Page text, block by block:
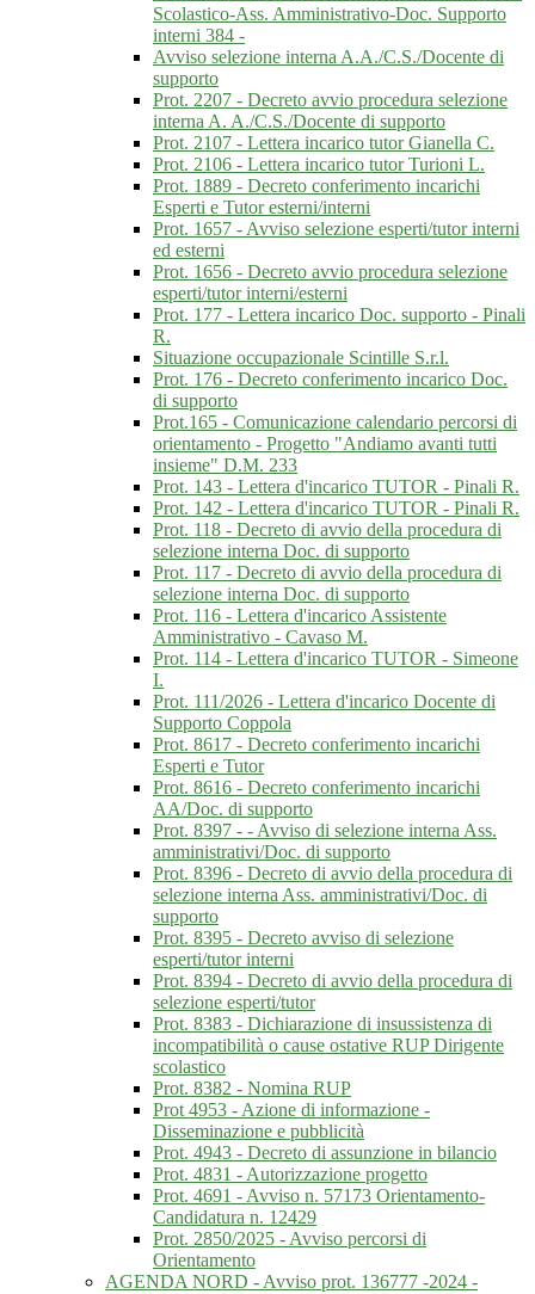
Scolastico-Ass. Amministrativo-Doc. Supporto
interni 384 -
Avviso selezione interna A.A./C.S./Docente di
supporto
Prot. 2207 - Decreto avvio procedura selezione
interna A. A./C.S./Docente di supporto
Prot. 2107 - Lettera incarico tutor Gianella C.
Prot. 2106 - Lettera incarico tutor Turioni L.
Prot. 1889 - Decreto conferimento incarichi
Esperti e Tutor esterni/interni
Prot. 1657 - Avviso selezione esperti/tutor interni
ed esterni
Prot. 1656 - Decreto avvio procedura selezione
esperti/tutor interni/esterni
Prot. 177 - Lettera incarico Doc. supporto - Pinali
R.
Situazione occupazionale Scintille S.r.l.
Prot. 176 - Decreto conferimento incarico Doc.
di supporto
Prot.165 - Comunicazione calendario percorsi di
orientamento - Progetto "Andiamo avanti tutti
insieme" D.M. 233
Prot. 143 - Lettera d'incarico TUTOR - Pinali R.
Prot. 142 - Lettera d'incarico TUTOR - Pinali R.
Prot. 118 - Decreto di avvio della procedura di
selezione interna Doc. di supporto
Prot. 117 - Decreto di avvio della procedura di
selezione interna Doc. di supporto
Prot. 116 - Lettera d'incarico Assistente
Amministrativo - Cavaso M.
Prot. 114 - Lettera d'incarico TUTOR - Simeone
I.
Prot. 111/2026 - Lettera d'incarico Docente di
Supporto Coppola
Prot. 8617 - Decreto conferimento incarichi
Esperti e Tutor
Prot. 8616 - Decreto conferimento incarichi
AA/Doc. di supporto
Prot. 8397 - - Avviso di selezione interna Ass.
amministrativi/Doc. di supporto
Prot. 8396 - Decreto di avvio della procedura di
selezione interna Ass. amministrativi/Doc. di
supporto
Prot. 8395 - Decreto avviso di selezione
esperti/tutor interni
Prot. 8394 - Decreto di avvio della procedura di
selezione esperti/tutor
Prot. 8383 - Dichiarazione di insussistenza di
incompatibilità o cause ostative RUP Dirigente
scolastico
Prot. 8382 - Nomina RUP
Prot 4953 - Azione di informazione -
Disseminazione e pubblicità
Prot. 4943 - Decreto di assunzione in bilancio
Prot. 4831 - Autorizzazione progetto
Prot. 4691 - Avviso n. 57173 Orientamento-
Candidatura n. 12429
Prot. 2850/2025 - Avviso percorsi di
Orientamento
AGENDA NORD - Avviso prot. 136777 -2024 -